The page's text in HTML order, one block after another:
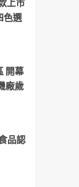
上市
色選
開幕
廠歲
品認